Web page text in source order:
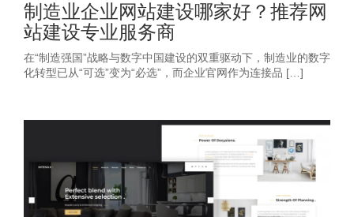
制造业企业网站建设哪家好？推荐网
站建设专业服务商
在“制造强国”战略与数字中国建设的双重驱动下，制造业的数字
化转型已从“可选”变为“必选”，而企业官网作为连接品 […]